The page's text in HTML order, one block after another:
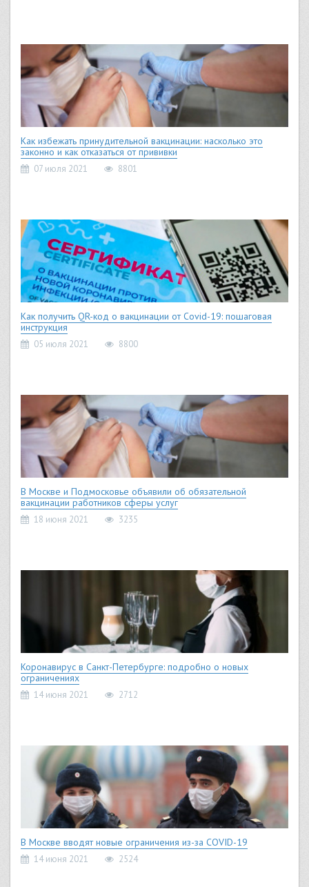
Как избежать принудительной вакцинации: насколько это
законно и как отказаться от прививки
07 июля 2021 8801
Как получить QR-код о вакцинации от Covid-19: пошаговая
инструкция
05 июля 2021 8800
В Москве и Подмосковье объявили об обязательной
вакцинации работников сферы услуг
18 июня 2021 3235
Коронавирус в Санкт-Петербурге: подробно о новых
ограничениях
14 июня 2021 2712
В Москве вводят новые ограничения из-за COVID-19
14 июня 2021 2524